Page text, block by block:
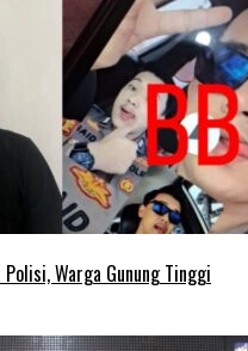
Warga Gunung Tinggi